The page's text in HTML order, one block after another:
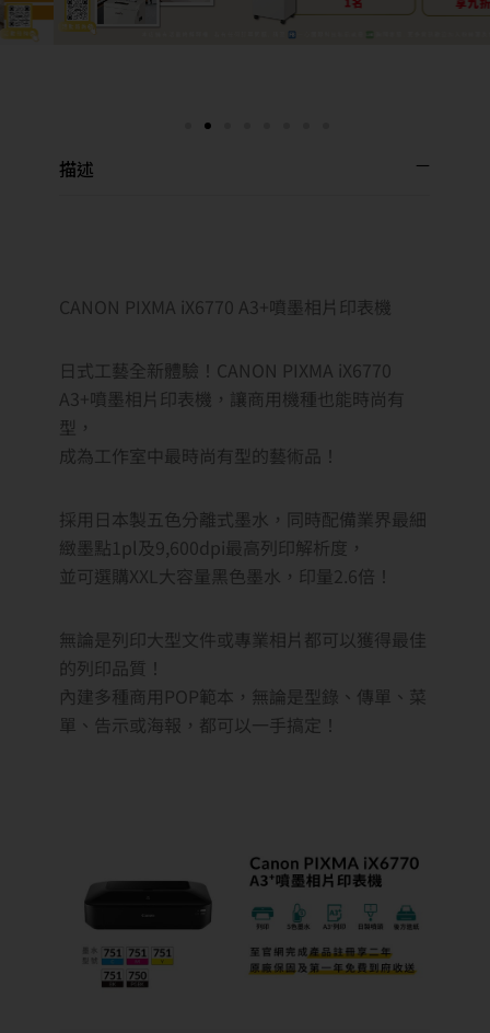
描述
CANON PIXMA iX6770 A3+噴墨相片印表機
日式工藝全新體驗！CANON PIXMA iX6770
A3+噴墨相片印表機，讓商用機種也能時尚有
型，
成為工作室中最時尚有型的藝術品！
採用日本製五色分離式墨水，同時配備業界最細
緻墨點1pl及9,600dpi最高列印解析度，
並可選購XXL大容量黑色墨水，印量2.6倍！
無論是列印大型文件或專業相片都可以獲得最佳
的列印品質！
內建多種商用POP範本，無論是型錄、傳單、菜
單、告示或海報，都可以一手搞定！